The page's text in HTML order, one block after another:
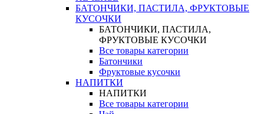
БАТОНЧИКИ, ПАСТИЛА, ФРУКТОВЫЕ
КУСОЧКИ
БАТОНЧИКИ, ПАСТИЛА,
ФРУКТОВЫЕ КУСОЧКИ
Все товары категории
Батончики
Фруктовые кусочки
НАПИТКИ
НАПИТКИ
Все товары категории